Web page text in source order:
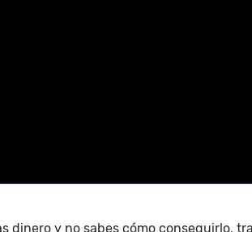
dinero y no sabes cómo conseguirlo,